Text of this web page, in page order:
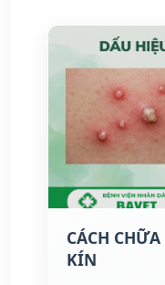
CÁCH
KÍN